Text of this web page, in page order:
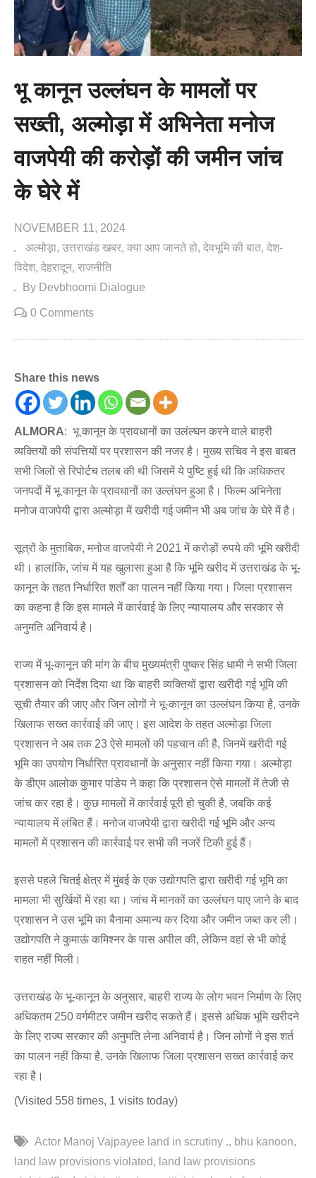
भू कानून उल्लंघन के मामलों पर
सख्ती, अल्मोड़ा में अभिनेता मनोज
वाजपेयी की करोड़ों की जमीन जांच
के घेरे में
NOVEMBER 11, 2024
अल्मोड़ा उत्तराखंड खबर क्या आप जानते हो देवभूमि की बात देश-
विदेश देहरादून राजनीति
By Devbhoomi Dialogue
0 Comments
Share this news
ALMORA: भू कानून के प्रावधानों का उलंल्घन करने वाले बाहरी
व्यक्तियों की संपत्तियों पर प्रशासन की नजर है। मुख्य सचिव ने इस बाबत
सभी जिलों से रिपोर्टच तलब की थी जिसमें ये पुष्टि हुई थी कि अधिकतर
जनपदों में भू कानून के प्रावधानों का उल्लंघन हुआ है। फिल्म अभिनेता
मनोज वाजपेयी द्वारा अल्मोड़ा में खरीदी गई जमीन भी अब जांच के घेरे में है।
सूत्रों के मुताबिक, मनोज वाजपेयी ने 2021 में करोड़ों रुपये की भूमि खरीदी
थी। हालांकि, जांच में यह खुलासा हुआ है कि भूमि खरीद में उत्तराखंड के भू-
कानून के तहत निर्धारित शर्तों का पालन नहीं किया गया। जिला प्रशासन
का कहना है कि इस मामले में कार्रवाई के लिए न्यायालय और सरकार से
अनुमति अनिवार्य है।
राज्य में भू-कानून की मांग के बीच मुख्यमंत्री पुष्कर सिंह धामी ने सभी जिला
प्रशासन को निर्देश दिया था कि बाहरी व्यक्तियों द्वारा खरीदी गई भूमि की
सूची तैयार की जाए और जिन लोगों ने भू-कानून का उल्लंघन किया है, उनके
खिलाफ सख्त कार्रवाई की जाए। इस आदेश के तहत अल्मोड़ा जिला
प्रशासन ने अब तक 23 ऐसे मामलों की पहचान की है, जिनमें खरीदी गई
भूमि का उपयोग निर्धारित प्रावधानों के अनुसार नहीं किया गया। अल्मोड़ा
के डीएम आलोक कुमार पांडेय ने कहा कि प्रशासन ऐसे मामलों में तेजी से
जांच कर रहा है। कुछ मामलों में कार्रवाई पूरी हो चुकी है, जबकि कई
न्यायालय में लंबित हैं। मनोज वाजपेयी द्वारा खरीदी गई भूमि और अन्य
मामलों में प्रशासन की कार्रवाई पर सभी की नजरें टिकी हुई हैं।
इससे पहले चितई क्षेत्र में मुंबई के एक उद्योगपति द्वारा खरीदी गई भूमि का
मामला भी सुर्खियों में रहा था। जांच में मानकों का उल्लंघन पाए जाने के बाद
प्रशासन ने उस भूमि का बैनामा अमान्य कर दिया और जमीन जब्त कर ली।
उद्योगपति ने कुमाऊं कमिश्नर के पास अपील की, लेकिन वहां से भी कोई
राहत नहीं मिली।
उत्तराखंड के भू-कानून के अनुसार, बाहरी राज्य के लोग भवन निर्माण के लिए
अधिकतम 250 वर्गमीटर जमीन खरीद सकते हैं। इससे अधिक भूमि खरीदने
के लिए राज्य सरकार की अनुमति लेना अनिवार्य है। जिन लोगों ने इस शर्त
का पालन नहीं किया है, उनके खिलाफ जिला प्रशासन सख्त कार्रवाई कर
रहा है।
(Visited 558 times, 1 visits today)
Actor Manoj Vajpayee land in scrutiny .
bhu kanoon
land law provisions violated
land law provisions